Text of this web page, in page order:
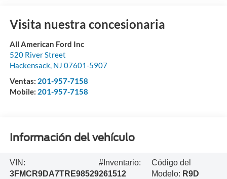
Visita nuestra concesionaria
All American Ford Inc
520 River Street
Hackensack, NJ 07601-5907
Ventas: 201-957-7158
Mobile: 201-957-7158
Información del vehículo
VIN:
3FMCR9DA7TRE98529
#Inventario:
261512
Código del
Modelo: R9D